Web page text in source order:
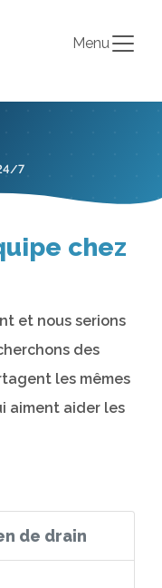
Menu
7
chez
et nous serions
des
les mêmes
aiment aider les
de drain